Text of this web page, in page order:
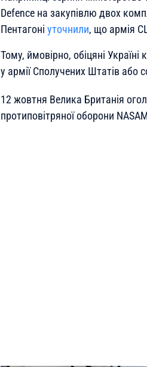
Defence на закупівлю двох
Пентагоні уточнили, що армія
Тому, ймовірно, обіцяні
у армії Сполучених Штатів або
12 жовтня Велика Британія
протиповітряної оборони